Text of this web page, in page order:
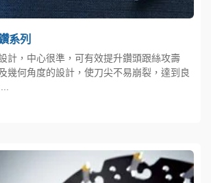
系列
計，中心很準，可有效提升鑽頭跟絲攻壽
幾何角度的設計，使刀尖不易崩裂，達到良